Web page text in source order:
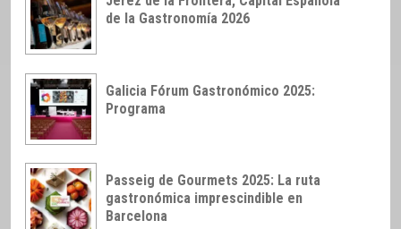
de la Gastronomía 2026
Galicia Fórum Gastronómico 2025:
Programa
Passeig de Gourmets 2025: La ruta
gastronómica imprescindible en
Barcelona